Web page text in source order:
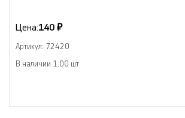
Цена:140 ₽
Артикул: 72420
В наличии 1.00 шт